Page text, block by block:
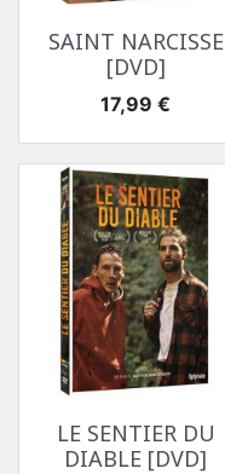
SAINT NARCISSE
[DVD]
Prix
17,99 €
LE SENTIER DU
DIABLE [DVD]